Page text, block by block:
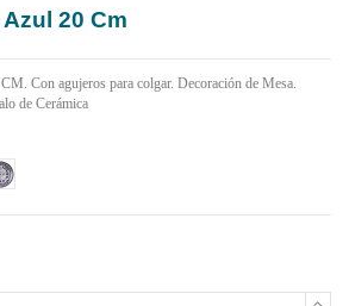
20 Cm
Con agujeros para colgar. Decoración de Mesa.
de Cerámica
AZUL AZUL
4 CENEFA AZUL
DISEÑO 5 CENEFA AZUL